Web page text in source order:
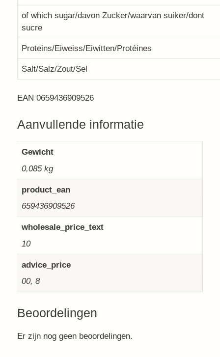
of which sugar/davon Zucker/waarvan suiker/dont
sucre
Proteins/Eiweiss/Eiwitten/Protéines
Salt/Salz/Zout/Sel
EAN 0659436909526
Aanvullende informatie
Gewicht
0,085 kg
product_ean
659436909526
wholesale_price_text
10
advice_price
00, 8
Beoordelingen
Er zijn nog geen beoordelingen.